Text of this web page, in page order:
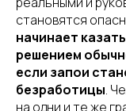
становятся
начинает
решением
если запои
безработицы.
на одни и те же